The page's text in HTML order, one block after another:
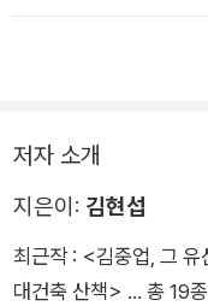
(modernity) 개념과도
그와 조금 다른 뉘앙스
에서 그렇다. 처음 글을
모르나 기본적으로는
것이다.
의 ‘길’이 연장됨을 시
저자 소개
지은이: 김현섭
최근작 : <김중업, 그 유
대건축 산책> … 총 19종